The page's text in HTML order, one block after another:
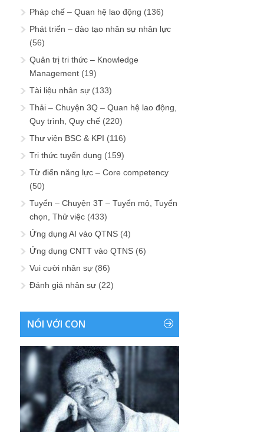
Pháp chế – Quan hệ lao động (136)
Phát triển – đào tạo nhân sự nhân lực
(56)
Quản trị tri thức – Knowledge
Management (19)
Tài liệu nhân sự (133)
Thải – Chuyện 3Q – Quan hệ lao động,
Quy trình, Quy chế (220)
Thư viện BSC & KPI (116)
Tri thức tuyển dụng (159)
Từ điển năng lực – Core competency
(50)
Tuyển – Chuyện 3T – Tuyển mộ, Tuyển
chọn, Thử việc (433)
Ứng dụng AI vào QTNS (4)
Ứng dụng CNTT vào QTNS (6)
Vui cười nhân sự (86)
Đánh giá nhân sự (22)
NÓI VỚI CON